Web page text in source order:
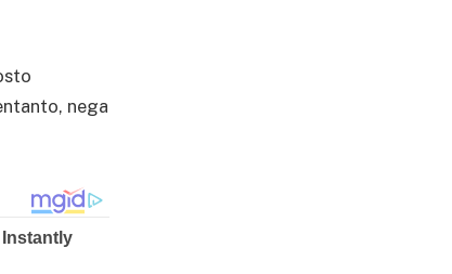
nega